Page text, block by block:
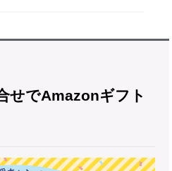
せでAmazonギフト